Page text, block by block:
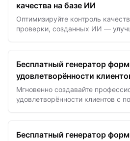
качества на базе ИИ
Оптимизируйте контроль
проверки, созданных ИИ —
Бесплатный генератор форм
удовлетворённости
Мгновенно создавайте
удовлетворённости клиентов с
Бесплатный генератор